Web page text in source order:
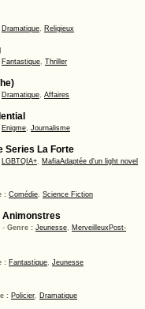
Dramatique, Religieux
Fantastique, Thriller
Dramatique, Affaires
Enigme, Journalisme
Series La Forte
LGBTQIA+, MafiaAdaptée d'un light novel
: Comédie, Science Fiction
Animonstres
- Genre : Jeunesse, MerveilleuxPost-
: Fantastique, Jeunesse
: Policier, Dramatique